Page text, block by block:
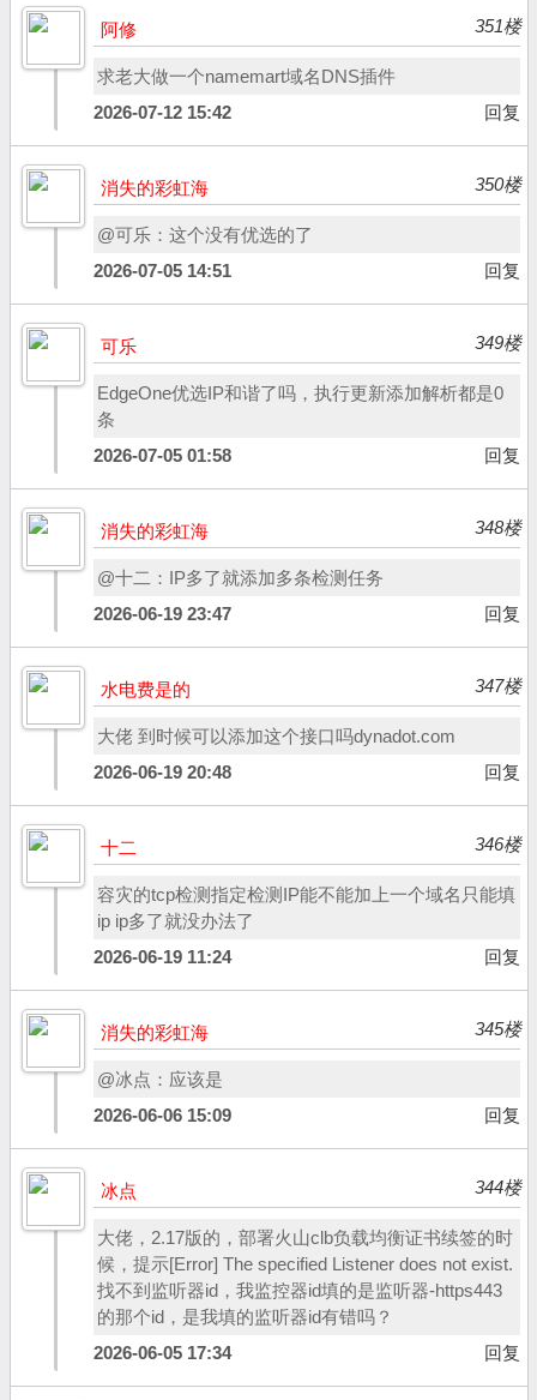
阿修 351楼
求老大做一个namemart域名DNS插件
2026-07-12 15:42
回复
消失的彩虹海 350楼
@可乐：这个没有优选的了
2026-07-05 14:51
回复
可乐 349楼
EdgeOne优选IP和谐了吗，执行更新添加解析都是0
条
2026-07-05 01:58
回复
消失的彩虹海 348楼
@十二：IP多了就添加多条检测任务
2026-06-19 23:47
回复
水电费是的 347楼
大佬 到时候可以添加这个接口吗dynadot.com
2026-06-19 20:48
回复
十二 346楼
容灾的tcp检测指定检测IP能不能加上一个域名只能填
ip ip多了就没办法了
2026-06-19 11:24
回复
消失的彩虹海 345楼
@冰点：应该是
2026-06-06 15:09
回复
冰点 344楼
大佬，2.17版的，部署火山clb负载均衡证书续签的时
候，提示[Error] The specified Listener does not exist.
找不到监听器id，我监控器id填的是监听器-https443
的那个id，是我填的监听器id有错吗？
2026-06-05 17:34
回复